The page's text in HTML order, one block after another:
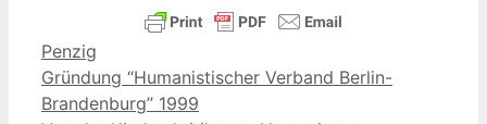
Kategorien
Penzig
Gründung “Humanistischer Verband Berlin-
Brandenburg” 1999